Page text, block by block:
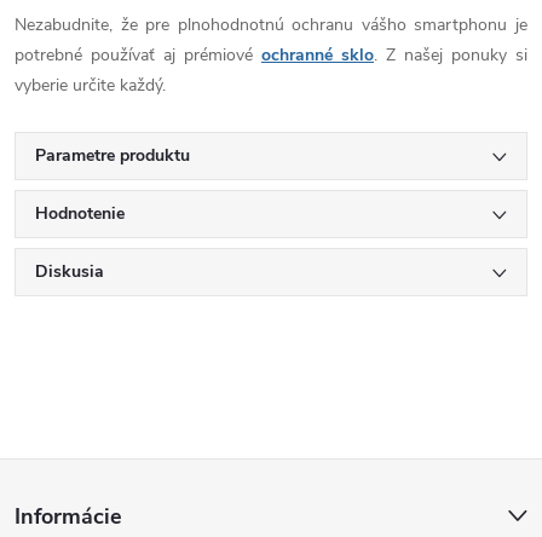
Nezabudnite, že pre plnohodnotnú ochranu vášho smartphonu je
potrebné používať aj prémiové ochranné sklo. Z našej ponuky si
vyberie určite každý.
Parametre produktu
Hodnotenie
Diskusia
Informácie